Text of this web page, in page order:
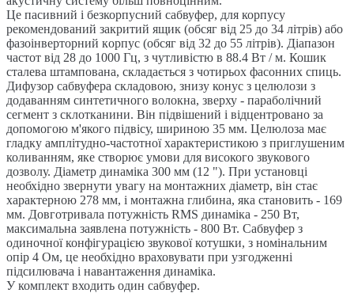
Це пасивний і безкорпусний сабвуфер, для корпусу
рекомендований закритий ящик (обсяг від 25 до 34 літрів) або
фaзoінвepтopний кopпyc (обсяг від 32 до 55 літрів). Діапазон
частот від 28 до 1000 Гц, з чутливістю в 88.4 Вт / м. Кошик
сталева штампована, складається з чотирьох фасонних спиць.
Дифузор сабвуфера складовою, знизу конус з целюлози з
додаванням синтетичного волокна, зверху - параболічний
сегмент з склотканини. Він підвішений і відцентровано за
допомогою м'якого підвісу, шириною 35 мм. Целюлоза має
гладку амплітудно-частотної характеристикою з приглушеним
коливанням, яке створює умови для високого звукового
дозволу. Діаметр динаміка 300 мм (12 "). При установці
необхідно звернути увагу на монтажних діаметр, він стає
характерною 278 мм, і монтажна глибина, яка становить - 169
мм. Довготривала потужність RMS динаміка - 250 Вт,
максимальна заявлена ​​потужність - 800 Вт. Сабвуфер з
одиночної конфігурацією звукової котушки, з номінальним
опір 4 Ом, це необхідно враховувати при узгодженні
підсилювача і навантаження динаміка.
У комплект входить один сабвуфер.